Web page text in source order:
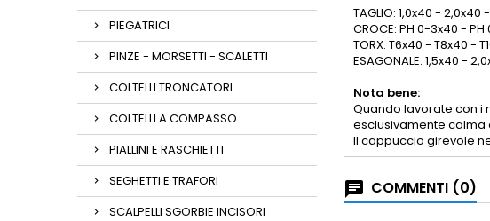
PIEGATRICI
PINZE - MORSETTI - SCALETTI
COLTELLI TRONCATORI
COLTELLI A COMPASSO
PIALLINI E RASCHIETTI
SEGHETTI E TRAFORI
SCALPELLI SGORBIE INCISORI
TAGLIO: 1,0x40 -
CROCE: PH 0-3x40 - PH
TORX: T6x40 - T8x40 -
ESAGONALE: 1,5x40 -
Nota bene:
Quando lavorate con i
esclusivamente calma
Il cappuccio girevole
COMMENTI (0)